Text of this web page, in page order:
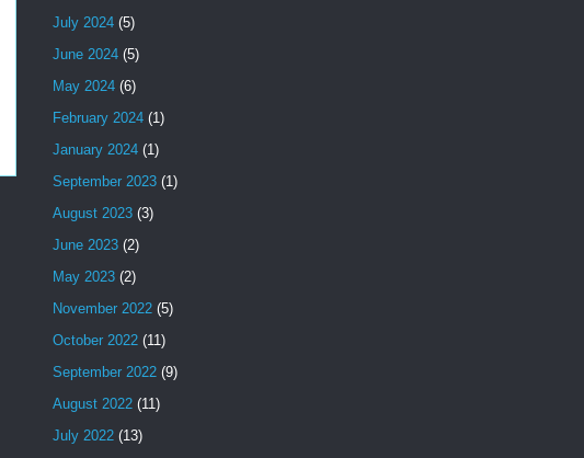
July 2024 (5)
June 2024 (5)
May 2024 (6)
February 2024 (1)
January 2024 (1)
September 2023 (1)
August 2023 (3)
June 2023 (2)
May 2023 (2)
November 2022 (5)
October 2022 (11)
September 2022 (9)
August 2022 (11)
July 2022 (13)